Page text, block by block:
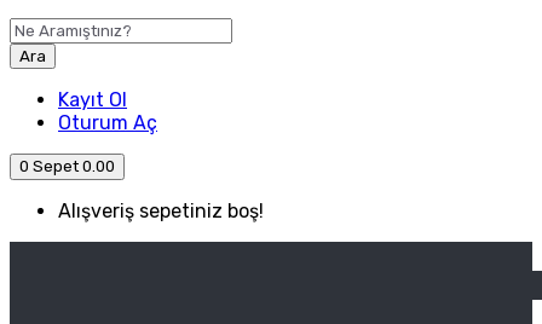
Ara
Kayıt Ol
Oturum Aç
0 Sepet 0.00
Alışveriş sepetiniz boş!